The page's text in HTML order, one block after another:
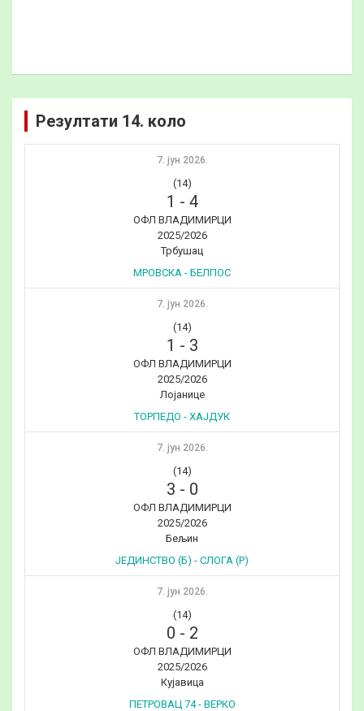
Резултати 14. коло
7. јун 2026.
(14)
1 - 4
ОФЛ ВЛАДИМИРЦИ
2025/2026
Трбушац
МРОВСКА - БЕЛПОС
7. јун 2026.
(14)
1 - 3
ОФЛ ВЛАДИМИРЦИ
2025/2026
Лојанице
ТОРПЕДО - ХАЈДУК
7. јун 2026.
(14)
3 - 0
ОФЛ ВЛАДИМИРЦИ
2025/2026
Бељин
ЈЕДИНСТВО (Б) - СЛОГА (Р)
7. јун 2026.
(14)
0 - 2
ОФЛ ВЛАДИМИРЦИ
2025/2026
Кујавица
ПЕТРОВАЦ 74 - ВЕРКО